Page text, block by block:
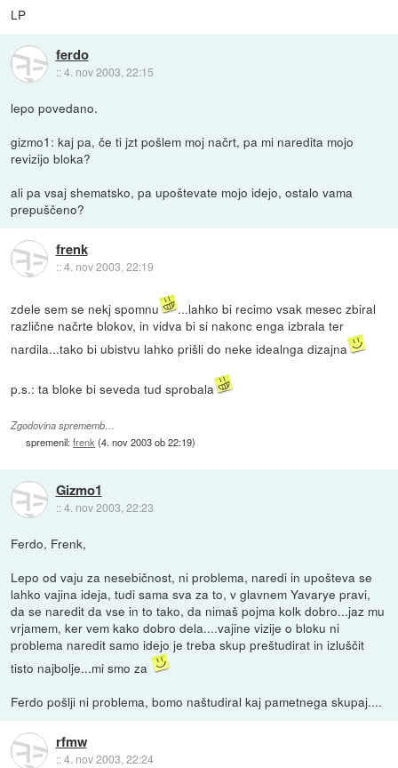
LP
ferdo
::4. nov 2003, 22:15
lepo povedano.
gizmo1: kaj pa, če ti jzt pošlem moj načrt, pa mi naredita mojo
revizijo bloka?
ali pa vsaj shematsko, pa upoštevate mojo idejo, ostalo vama
prepuščeno?
frenk
::4. nov 2003, 22:19
zdele sem se nekj spomnu
...lahko bi recimo vsak mesec zbiral
različne načrte blokov, in vidva bi si nakonc enga izbrala ter
nardila...tako bi ubistvu lahko prišli do neke idealnga dizajna
p.s.: ta bloke bi seveda tud sprobala
Zgodovina sprememb…
spremenil:frenk(4. nov 2003 ob 22:19)
Gizmo1
::4. nov 2003, 22:23
Ferdo, Frenk,
Lepo od vaju za nesebičnost, ni problema, naredi in upošteva se
lahko vajina ideja, tudi sama sva za to, v glavnem Yavarye pravi,
da se naredit da vse in to tako, da nimaš pojma kolk dobro...jaz mu
vrjamem, ker vem kako dobro dela....vajine vizije o bloku ni
problema naredit samo idejo je treba skup preštudirat in izluščit
tisto najbolje...mi smo za
Ferdo pošlji ni problema, bomo naštudiral kaj pametnega skupaj....
rfmw
::4. nov 2003, 22:24